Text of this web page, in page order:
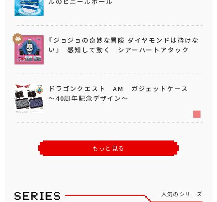
『ジョジョの奇妙な冒険 ダイヤモンドは砕けな
い』 感知して動く シアーハートアタック
ドラゴンクエスト AM ガジェットケース
～40周年記念デザイン～
もっと見る
人気のシリーズ